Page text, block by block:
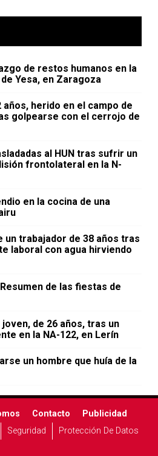
de restos humanos en la
Yesa, en Zaragoza
años, herido en el campo de
golpearse con el cerrojo de
al HUN tras sufrir un
frontolateral en la N-
en la cocina de una
un trabajador de 38 años tras
laboral con agua hirviendo
Resumen de las fiestas de
de 26 años, tras un
en la NA-122, en Lerín
un hombre que huía de la
Contacto
Publicidad
Seguridad Protección De Datos